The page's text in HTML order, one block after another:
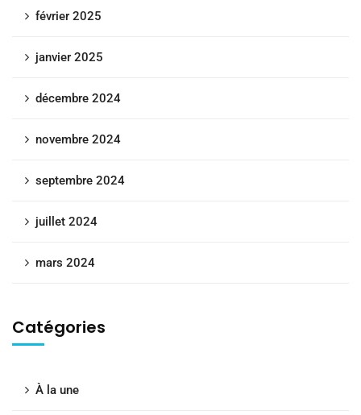
février 2025
janvier 2025
décembre 2024
novembre 2024
septembre 2024
juillet 2024
mars 2024
Catégories
À la une